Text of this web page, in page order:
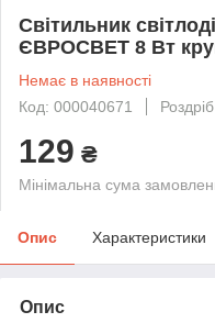
Світильник
ЄВРОСВЕТ 8 Вт
Немає в наявності
Код: 000040671
Роздріб
129 ₴
Мінімальна сума
Опис Характеристики
Опис